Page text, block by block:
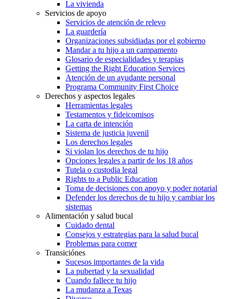
La vivienda
Servicios de apoyo
Servicios de atención de relevo
La guardería
Organizaciones subsidiadas por el gobierno
Mandar a tu hijo a un campamento
Glosario de especialidades y terapias
Getting the Right Education Services
Atención de un ayudante personal
Programa Community First Choice
Derechos y aspectos legales
Herramientas legales
Testamentos y fideicomisos
La carta de intención
Sistema de justicia juvenil
Los derechos legales
Si violan los derechos de tu hijo
Opciones legales a partir de los 18 años
Tutela o custodia legal
Rights to a Public Education
Toma de decisiones con apoyo y poder notarial
Defender los derechos de tu hijo y cambiar los
sistemas
Alimentación y salud bucal
Cuidado dental
Consejos y estrategias para la salud bucal
Problemas para comer
Transiciónes
Sucesos importantes de la vida
La pubertad y la sexualidad
Cuando fallece tu hijo
La mudanza a Texas